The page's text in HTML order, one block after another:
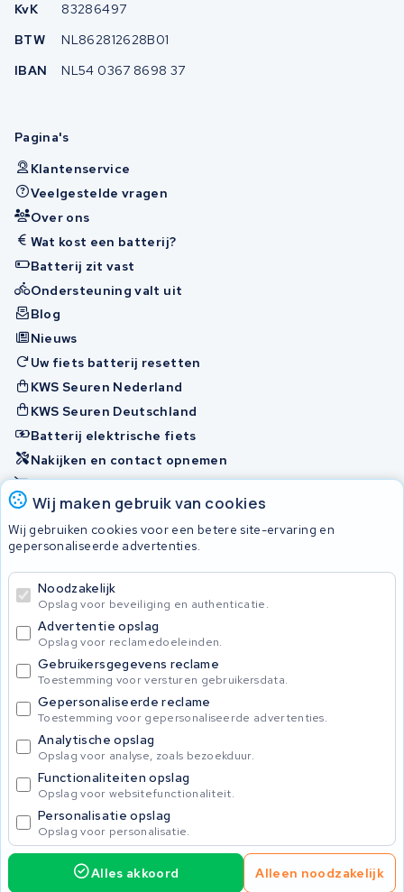
Opladers Accessoires
Wij maken gebruik van cookies
Wij gebruiken cookies voor een betere site-ervaring en
gepersonaliseerde advertenties.
Noodzakelijk
Opslag voor beveiliging en authenticatie.
Advertentie opslag
Opslag voor reclamedoeleinden.
Gebruikersgegevens reclame
Toestemming voor versturen gebruikersdata.
Gepersonaliseerde reclame
Toestemming voor gepersonaliseerde advertenties.
Analytische opslag
Opslag voor analyse, zoals bezoekduur.
Functionaliteiten opslag
Opslag voor websitefunctionaliteit.
Personalisatie opslag
Opslag voor personalisatie.
Alles akkoord Alleen noodzakelijk
525,00Incl. BTW Service aanvragen
KvK
83286497
BTW
NL862812628B01
IBAN
NL54 0367 8698 37
Pagina's
Klantenservice
Veelgestelde vragen
Over ons
Wat kost een batterij?
Batterij zit vast
Ondersteuning valt uit
Blog
Nieuws
Uw fiets batterij resetten
KWS Seuren Nederland
KWS Seuren Deutschland
Batterij elektrische fiets
Nakijken en contact opnemen
Onherstelbaar
Accu's
© 2026 KWS Seuren
Algemene voorwaarden
Privacy Policy